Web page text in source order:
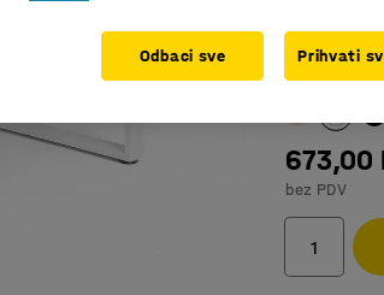
800
1200
1400
1600
1800
Boja
673,00
bez PDV
Odbaci sve Prihvati